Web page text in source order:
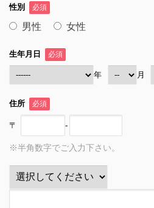
性別 必須
男性 女性
生年月日 必須
年 月
住所 必須
〒 -
※半角数字でご入力下さい。